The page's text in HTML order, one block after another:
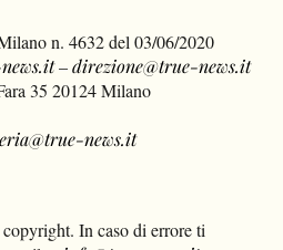
n. 4632 del 03/06/2020
–direzione@true-news.it
35 20124 Milano
news.it
In caso di errore ti